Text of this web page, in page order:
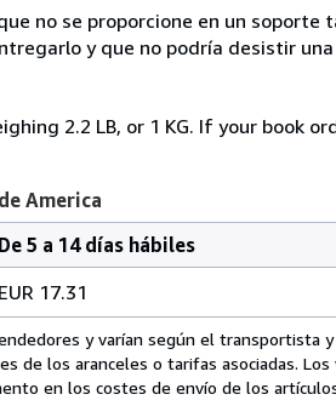
no se proporcione en un soporte
y que no podría desistir
2.2 LB, or 1 KG. If your book
America
De 5 a 14 días hábiles
EUR 17.31
y varían según el transportista
de los aranceles o tarifas asociadas.
en los costes de envío de los